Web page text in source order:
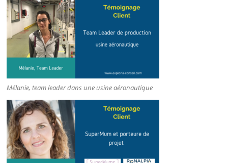
Mélanie, team leader dans une usine aéronautique